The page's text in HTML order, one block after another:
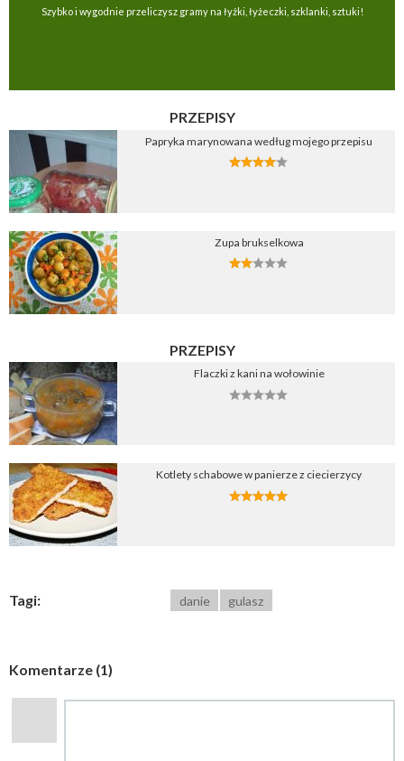
Szybko i wygodnie przeliczysz gramy na łyżki, łyżeczki, szklanki, sztuki!
PRZEPISY
Papryka marynowana według mojego przepisu
Zupa brukselkowa
PRZEPISY
Flaczki z kani na wołowinie
Kotlety schabowe w panierze z ciecierzycy
Tagi: danie gulasz
Komentarze (1)